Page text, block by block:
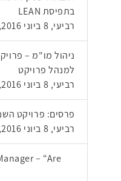
בתפיסת LEAN
רביעי, 8 ביוני 2016, 12:30
ניהול מו"מ –
למנהל פרויקט
רביעי, 8 ביוני 2016, 12:30
פרסים: פרויקט
רביעי, 8 ביוני 2016, 09:15
– “Are